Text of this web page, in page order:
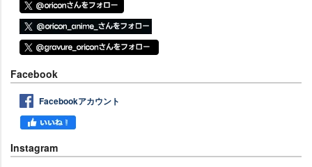
Facebook
Facebookアカウント
Instagram